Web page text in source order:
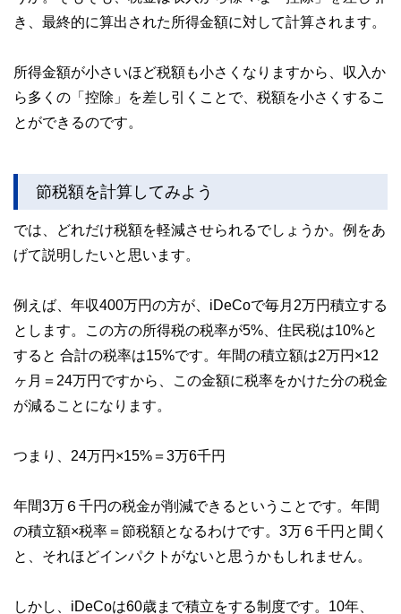
き、最終的に算出された所得金額に対して計算されます。
所得金額が小さいほど税額も小さくなりますから、収入か
ら多くの「控除」を差し引くことで、税額を小さくするこ
とができるのです。
節税額を計算してみよう
では、どれだけ税額を軽減させられるでしょうか。例をあ
げて説明したいと思います。
例えば、年収400万円の方が、iDeCoで毎月2万円積立する
とします。この方の所得税の税率が5%、住民税は10%と
すると 合計の税率は15%です。年間の積立額は2万円×12
ヶ月＝24万円ですから、この金額に税率をかけた分の税金
が減ることになります。
つまり、24万円×15%＝3万6千円
年間3万６千円の税金が削減できるということです。年間
の積立額×税率＝節税額となるわけです。3万６千円と聞く
と、それほどインパクトがないと思うかもしれません。
しかし、iDeCoは60歳まで積立をする制度です。10年、